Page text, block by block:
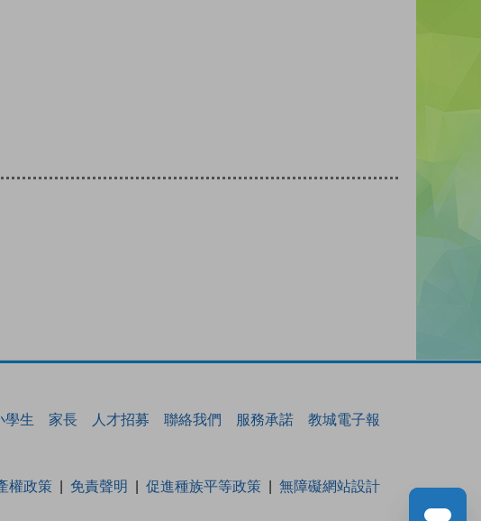
學生 家長 人才招募 聯絡我們 服務承諾 教城電子報
權政策 免責聲明 促進種族平等政策 無障礙網站設計